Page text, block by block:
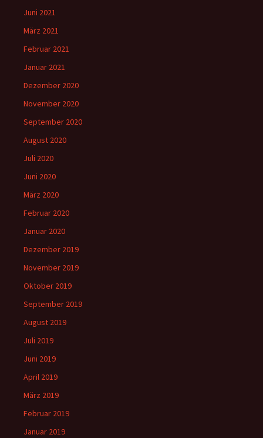
Juni 2021
März 2021
Februar 2021
Januar 2021
Dezember 2020
November 2020
September 2020
August 2020
Juli 2020
Juni 2020
März 2020
Februar 2020
Januar 2020
Dezember 2019
November 2019
Oktober 2019
September 2019
August 2019
Juli 2019
Juni 2019
April 2019
März 2019
Februar 2019
Januar 2019